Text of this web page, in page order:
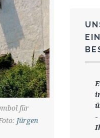
für
Jürgen
ü
-